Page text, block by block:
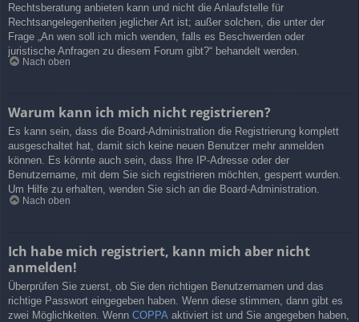
Rechtsberatung anbieten kann und nicht die Anlaufstelle für
Rechtsangelegenheiten jeglicher Art ist; außer solchen, die unter der
Frage „An wen soll ich mich wenden, falls es Beschwerden oder
juristische Anfragen zu diesem Forum gibt?“ behandelt werden.
Nach oben
Warum kann ich mich nicht registrieren?
Es kann sein, dass die Board-Administration die Registrierung komplett
ausgeschaltet hat, damit sich keine neuen Benutzer mehr anmelden
können. Es könnte auch sein, dass Ihre IP-Adresse oder der
Benutzername, mit dem Sie sich registrieren möchten, gesperrt wurden.
Um Hilfe zu erhalten, wenden Sie sich an die Board-Administration.
Nach oben
Ich habe mich registriert, kann mich aber nicht
anmelden!
Überprüfen Sie zuerst, ob Sie den richtigen Benutzernamen und das
richtige Passwort eingegeben haben. Wenn diese stimmen, dann gibt es
zwei Möglichkeiten. Wenn COPPA aktiviert ist und Sie angegeben haben,